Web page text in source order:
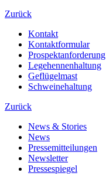
Zurück
Kontakt
Kontaktformular
Prospektanforderung
Legehennenhaltung
Geflügelmast
Schweinehaltung
Zurück
News & Stories
News
Pressemitteilungen
Newsletter
Pressespiegel